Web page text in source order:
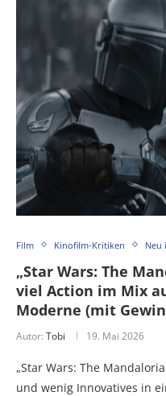
Film Kinofilm-Kritiken Neu
„Star Wars: The
viel Action im Mix
Moderne (mit
Autor: Tobi 19. Mai 2026
„Star Wars: The
und wenig Innovatives in